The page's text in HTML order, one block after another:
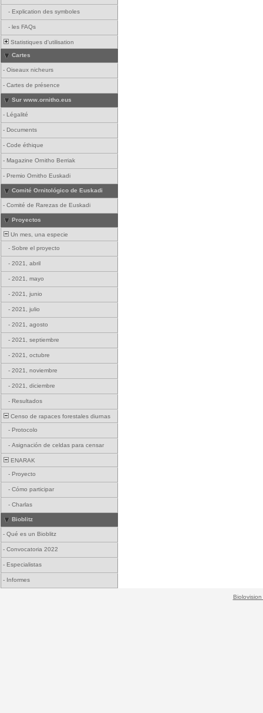
- Explication des symboles
- les FAQs
Statistiques d'utilisation
Cartes
- Oiseaux nicheurs
- Cartes de présence
Sur www.ornitho.eus
- Légalité
- Documents
- Code éthique
- Magazine Ornitho Berriak
- Premio Ornitho Euskadi
Comité Ornitológico de Euskadi
- Comité de Rarezas de Euskadi
Proyectos
Un mes, una especie
- Sobre el proyecto
- 2021, abril
- 2021, mayo
- 2021, junio
- 2021, julio
- 2021, agosto
- 2021, septiembre
- 2021, octubre
- 2021, noviembre
- 2021, diciembre
- Resultados
Censo de rapaces forestales diurnas
- Protocolo
- Asignación de celdas para censar
ENARAK
- Proyecto
- Cómo participar
- Charlas
Bioblitz
- Qué es un Bioblitz
- Convocatoria 2022
- Especialistas
- Informes
Biolovision